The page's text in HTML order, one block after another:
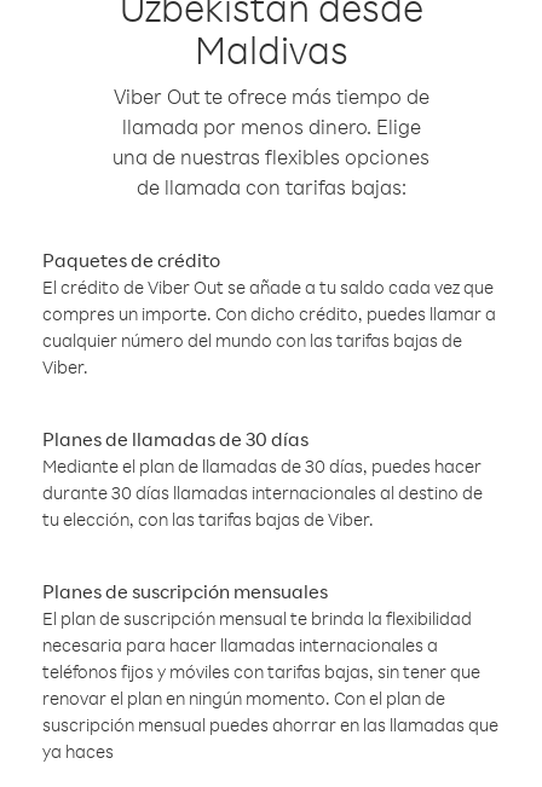
Maldivas
Viber Out te ofrece más tiempo de
llamada por menos dinero. Elige
una de nuestras flexibles opciones
de llamada con tarifas bajas:
Paquetes de crédito
El crédito de Viber Out se añade a tu saldo cada vez que
compres un importe. Con dicho crédito, puedes llamar a
cualquier número del mundo con las tarifas bajas de
Viber.
Planes de llamadas de 30 días
Mediante el plan de llamadas de 30 días, puedes hacer
durante 30 días llamadas internacionales al destino de
tu elección, con las tarifas bajas de Viber.
Planes de suscripción mensuales
El plan de suscripción mensual te brinda la flexibilidad
necesaria para hacer llamadas internacionales a
teléfonos fijos y móviles con tarifas bajas, sin tener que
renovar el plan en ningún momento. Con el plan de
suscripción mensual puedes ahorrar en las llamadas que
ya haces